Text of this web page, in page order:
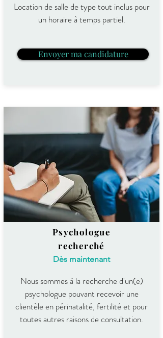
Location de salle de type tout inclus pour
un horaire à temps partiel.
Envoyer ma candidature
Psychologue
recherché
​Dès maintenant
Nous sommes à la recherche d'un(e)
psychologue pouvant recevoir une
clientèle en périnatalité, fertilité et pour
toutes autres raisons de consultation.